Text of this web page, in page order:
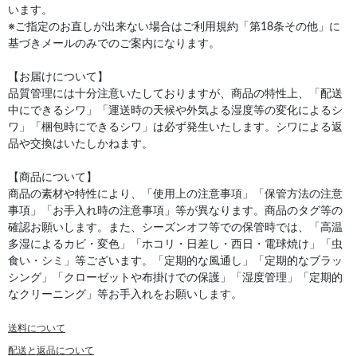
います。
※ご指定のお直しが出来ない場合はご利用規約「第18条その他」に
基づきメールのみでのご案内になります。
【お届けについて】
品質管理には十分注意いたしておりますが、商品の特性上、「配送
中にできるシワ」「運送時の天候や外気よる湿度等の変化によるシ
ワ」「梱包時にできるシワ」は必ず発生いたします。シワによる返
品や交換はいたしかねます。
【商品について】
商品の素材や特性により、「使用上の注意事項」「保管方法の注意
事項」「お手入れ時の注意事項」等が異なります。商品のタグ等の
確認お願いします。また、シーズンオフ等での保管時では、「高温
多湿によるカビ・変色」「ホコリ・日差し・西日・電球焼け」「虫
食い・シミ」等ございます。「定期的な風通し」「定期的なブラッ
シング」「クローゼットや布掛けでの保護」「湿度管理」「定期的
なクリーニング」等お手入れをお願いします。
送料について
配送と返品について